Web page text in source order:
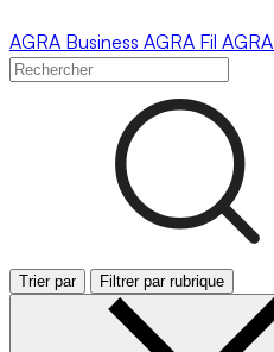
AGRA Business AGRA Fil AGRA
Trier par Filtrer par rubrique